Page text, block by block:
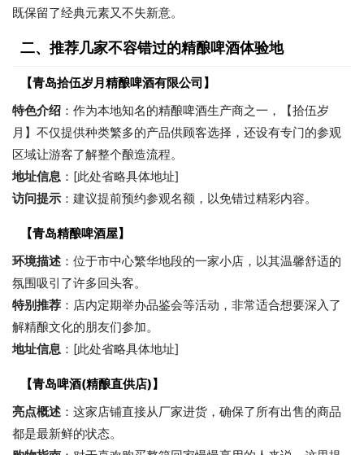
既保留了经典元素又不失新意。
二、推荐几家不容错过的精酿啤酒体验地
【青岛拾伍岁月精酿啤酒有限公司】
特色介绍 ：作为本地知名的精酿啤酒生产商之一，【拾伍岁
月】不仅提供种类繁多的产品供顾客选择，还设有专门的参观
区域让游客了解整个酿造流程。
地址信息 ：[此处省略具体地址]
访问提示 ：建议提前预约参观名额，以免错过精彩内容。
【青岛精酿啤酒屋】
环境描述 ：位于市中心繁华地段的一家小店，以其温馨舒适的
氛围吸引了许多回头客。
特别推荐 ：店内定期举办品鉴会等活动，非常适合想要深入了
解精酿文化的朋友们参加。
地址信息 ：[此处省略具体地址]
【青岛啤酒(精酿直供店)】
亮点概述 ：这家店铺直接从厂家进货，确保了所有出售的商品
都是最新鲜的状态。